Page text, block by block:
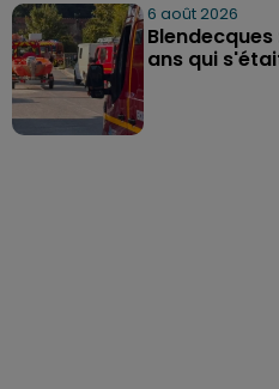
6 août 2026
Blendecques
ans qui